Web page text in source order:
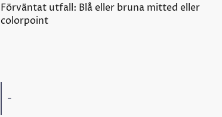
Förväntat utfall: Blå eller bruna mitted eller
colorpoint
-